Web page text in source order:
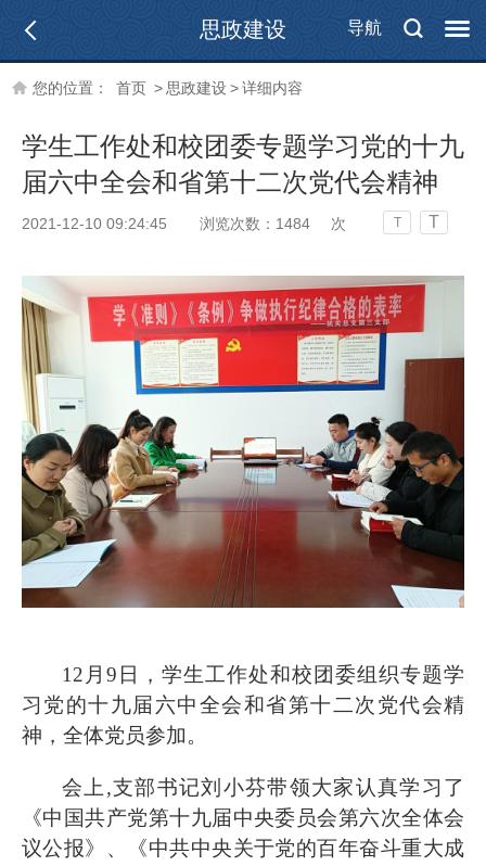
导航
思政建设
您的位置： 首页 > 思政建设>详细内容
学生工作处和校团委专题学习党的十九
届六中全会和省第十二次党代会精神
2021-12-10 09:24:45 浏览次数： 1484 次 T T
12 月 9 日，学生工作处和校团委组织专题学
习党的十九届六中全会和省第十二次党代会精
神 ，全体党员参加。
会上 ,支部书记刘小芬带领大家认真学习了
《中国共产党第十九届中央委员会第六次全体会
议公报》 、
《中共中央关于党的百年奋斗重大成